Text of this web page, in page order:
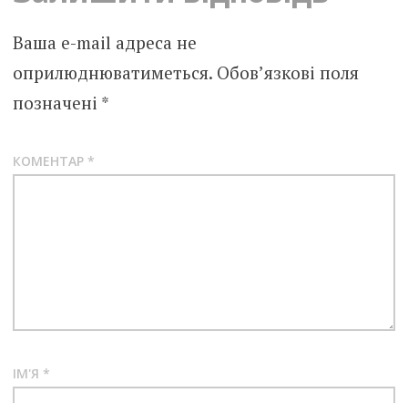
Ваша e-mail адреса не
оприлюднюватиметься. Обов’язкові поля
позначені *
КОМЕНТАР *
ІМ'Я *